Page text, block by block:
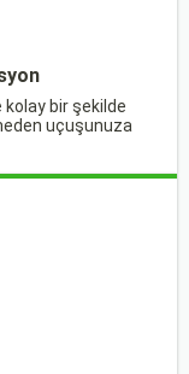
kolay bir şekilde
uçuşunuza